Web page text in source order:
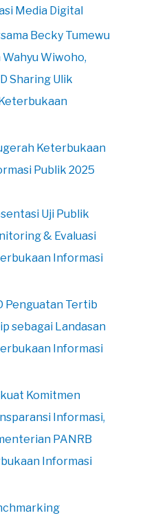
Media Digital
Becky Tumewu
Wahyu Wiwoho,
Sharing Ulik
Keterbukaan
Publik 2025
Uji Publik
& Evaluasi
Informasi
Penguatan Tertib
sebagai Landasan
Informasi
Komitmen
Informasi,
PANRB
Informasi